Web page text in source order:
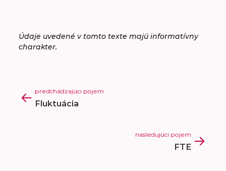
Údaje uvedené v tomto texte majú informatívny
charakter.
predchádzajúci pojem
Fluktuácia
nasledujúci pojem
FTE